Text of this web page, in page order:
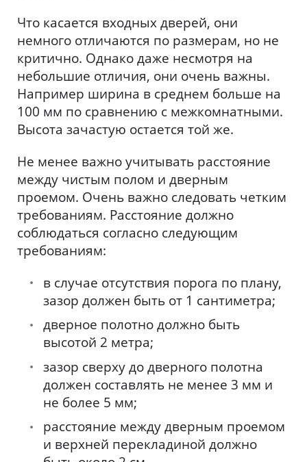
Что касается входных дверей, они
немного отличаются по размерам, но не
критично. Однако даже несмотря на
небольшие отличия, они очень важны.
Например ширина в среднем больше на
100 мм по сравнению с межкомнатными.
Высота зачастую остается той же.
Не менее важно учитывать расстояние
между чистым полом и дверным
проемом. Очень важно следовать четким
требованиям. Расстояние должно
соблюдаться согласно следующим
требованиям:
в случае отсутствия порога по плану,
зазор должен быть от 1 сантиметра;
дверное полотно должно быть
высотой 2 метра;
зазор сверху до дверного полотна
должен составлять не менее 3 мм и
не более 5 мм;
расстояние между дверным проемом
и верхней перекладиной должно